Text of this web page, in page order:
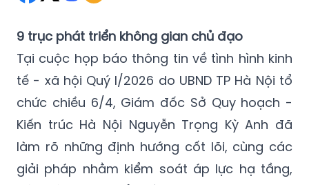
9 trục phát triển không gian chủ đạo
Tại cuộc họp báo thông tin về tình hình kinh
tế - xã hội Quý I/2026 do UBND TP Hà Nội tổ
chức chiều 6/4, Giám đốc Sở Quy hoạch -
Kiến trúc Hà Nội Nguyễn Trọng Kỳ Anh đã